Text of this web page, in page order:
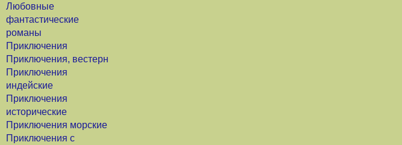
Любовные
фантастические
романы
Приключения
Приключения, вестерн
Приключения
индейские
Приключения
исторические
Приключения морские
Приключения с